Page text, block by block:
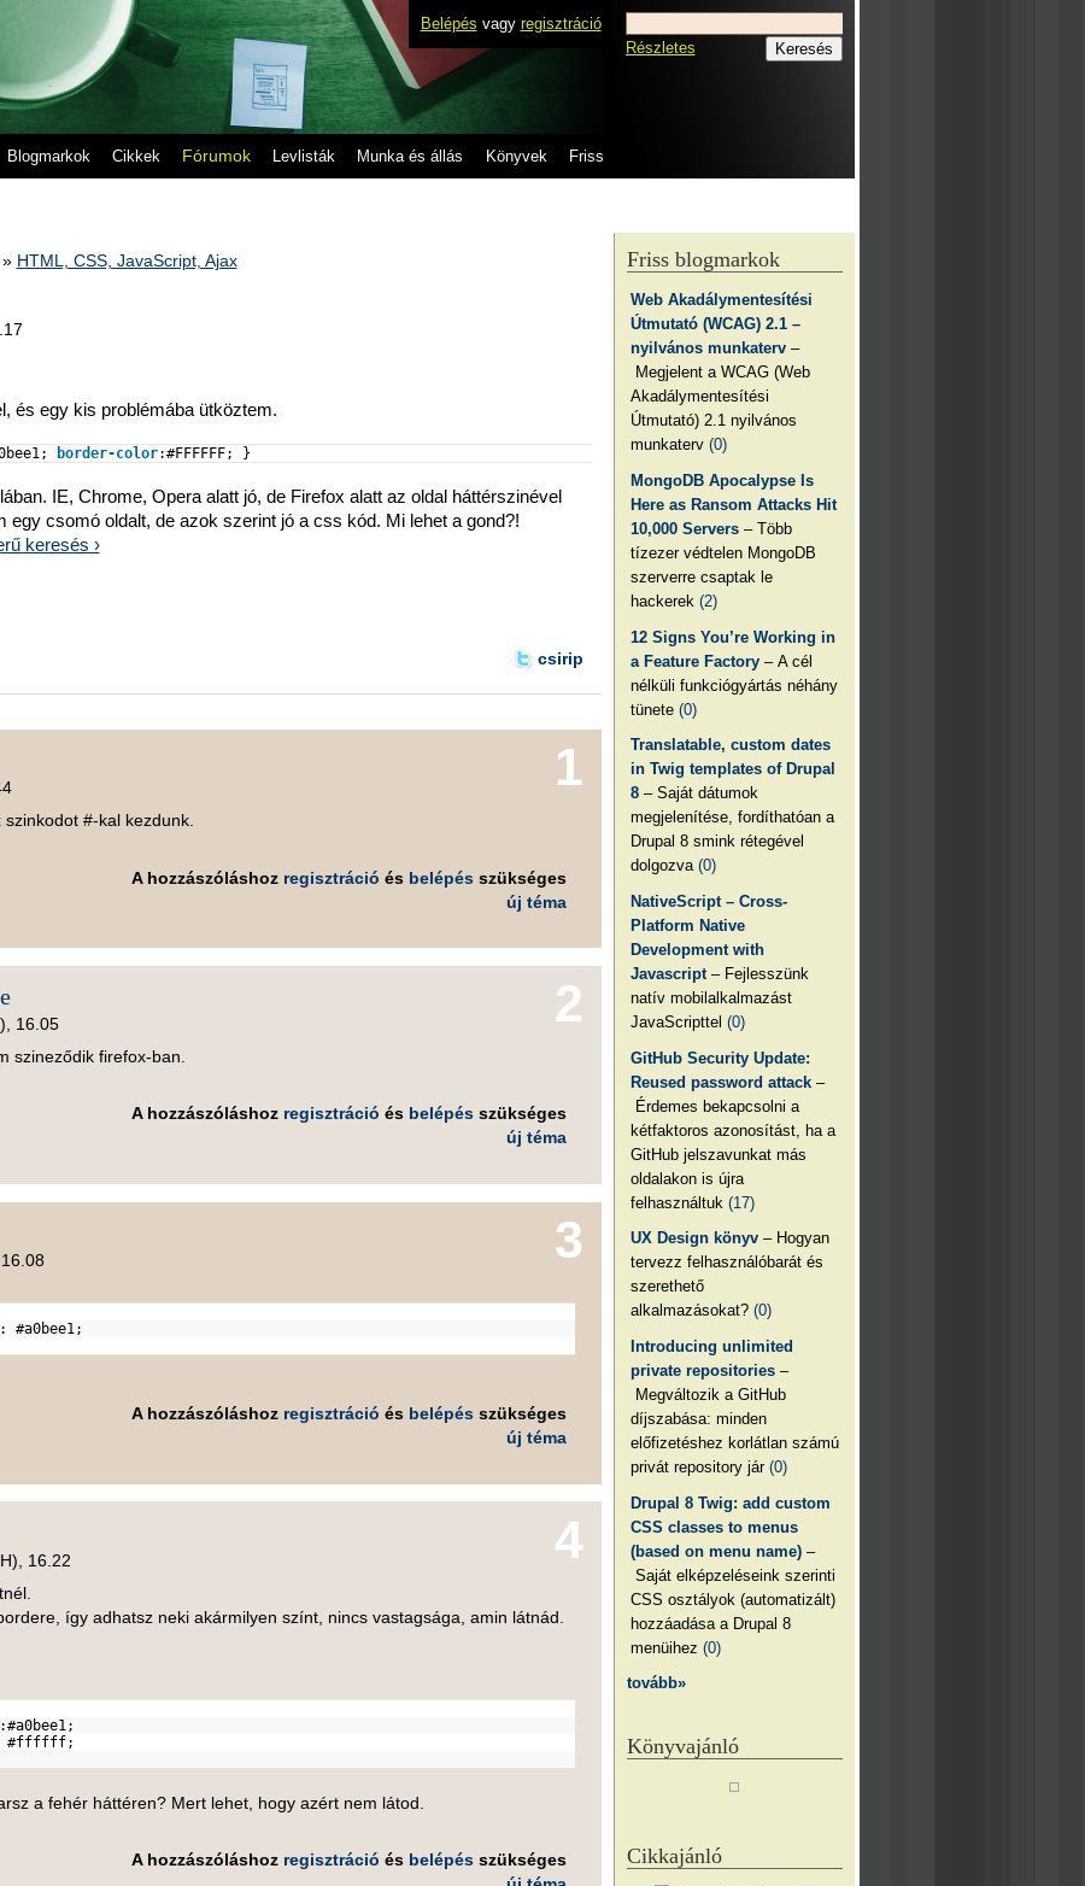
Belépés vagy regisztráció
Blogmarkok Cikkek Fórumok Levlisták Munka és állás Könyvek Friss
Részletes
HTML, CSS, JavaScript, Ajax
és egy kis problémába ütköztem.
bee1; border-color:#FFFFFF; }
IE, Chrome, Opera alatt jó, de Firefox alatt az oldal háttérszinével
egy csomó oldalt, de azok szerint jó a css kód. Mi lehet a gond?!
keresés ›
csirip
1
#-kal kezdunk.
A hozzászóláshoz regisztráció és belépésszükséges
új téma
2
16.05
szineződik firefox-ban.
A hozzászóláshoz regisztráció és belépésszükséges
új téma
3
#a0bee1;
A hozzászóláshoz regisztráció és belépésszükséges
új téma
4
16.22
így adhatsz neki akármilyen színt, nincs vastagsága, amin látnád.
#a0bee1;
#ffffff;
a fehér háttéren? Mert lehet, hogy azért nem látod.
A hozzászóláshoz regisztráció és belépésszükséges
Friss blogmarkok
Web Akadálymentesítési
Útmutató (WCAG) 2.1 –
nyilvános munkaterv –
Megjelent a WCAG (Web
Akadálymentesítési
Útmutató) 2.1 nyilvános
munkaterv(0)
MongoDB Apocalypse Is
Here as Ransom Attacks Hit
10,000 Servers – Több
tízezer védtelen MongoDB
szerverre csaptak le
hackerek(2)
12 Signs You’re Working in
a Feature Factory – A cél
nélküli funkciógyártás néhány
tünete(0)
Translatable, custom dates
in Twig templates of Drupal
8 – Saját dátumok
megjelenítése, fordíthatóan a
Drupal 8 smink rétegével
dolgozva(0)
NativeScript – Cross-
Platform Native
Development with
Javascript – Fejlesszünk
natív mobilalkalmazást
JavaScripttel(0)
GitHub Security Update:
Reused password attack –
Érdemes bekapcsolni a
kétfaktoros azonosítást, ha a
GitHub jelszavunkat más
oldalakon is újra
felhasználtuk(17)
UX Design könyv – Hogyan
tervezz felhasználóbarát és
szerethető
alkalmazásokat?(0)
Introducing unlimited
private repositories –
Megváltozik a GitHub
díjszabása: minden
előfizetéshez korlátlan számú
privát repository jár(0)
Drupal 8 Twig: add custom
CSS classes to menus
(based on menu name) –
Saját elképzeléseink szerinti
CSS osztályok (automatizált)
hozzáadása a Drupal 8
menüihez(0)
tovább»
Könyvajánló
Cikkajánló